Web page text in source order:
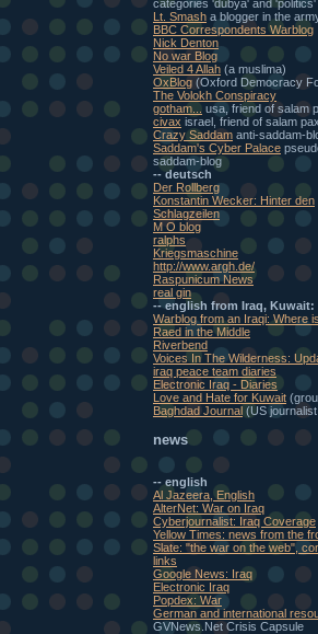
categories 'dubya' and 'politics'
Lt. Smash a blogger in the
BBC Correspondents Warblog
Nick Denton
No war Blog
Veiled 4 Allah (a muslima)
OxBlog (Oxford Democracy
The Volokh Conspiracy
gotham...
usa, friend of salam
civax israel, friend of salam pax
Crazy Saddam anti-saddam-
Saddam's Cyber Palace
saddam-blog
-- deutsch
Der Rollberg
Konstantin Wecker: Hinter den
Schlagzeilen
M O blog
ralphs
Kriegsmaschine
http://www.argh.de/
Raspunicum News
real gin
-- english from Iraq, Kuwait:
Warblog from an Iraqi: Where
Raed in the Middle
Riverbend
Voices In The Wilderness:
iraq peace team diaries
Electronic Iraq - Diaries
Love and Hate for Kuwait
Baghdad Journal (US
news
-- english
Al Jazeera, English
AlterNet: War on Iraq
Cyberjournalist: Iraq Coverage
Yellow Times: news from the
Slate: "the war on the web",
links
Google News: Iraq
Electronic Iraq
Popdex: War
German and international
GVNews.Net Crisis Capsule